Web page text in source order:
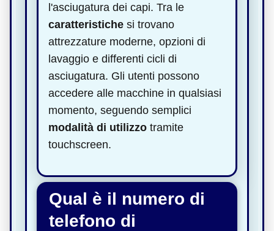
l'asciugatura dei capi. Tra le
caratteristiche si trovano
attrezzature moderne, opzioni di
lavaggio e differenti cicli di
asciugatura. Gli utenti possono
accedere alle macchine in qualsiasi
momento, seguendo semplici
modalità di utilizzo tramite
touchscreen.
Qual è il numero di
telefono di